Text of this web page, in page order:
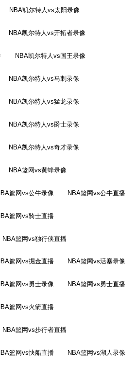
NBA凯尔特人vs太阳录像
NBA凯尔特人vs开拓者录像
NBA凯尔特人vs国王录像
NBA凯尔特人vs马刺录像
NBA凯尔特人vs猛龙录像
NBA凯尔特人vs爵士录像
NBA凯尔特人vs奇才录像
NBA篮网vs黄蜂录像
篮网vs公牛录像 NBA篮网vs公牛直播
篮网vs骑士直播
NBA篮网vs独行侠直播
篮网vs掘金直播 NBA篮网vs活塞录像
篮网vs勇士录像 NBA篮网vs勇士直播
篮网vs火箭直播
NBA篮网vs步行者直播
篮网vs快船直播 NBA篮网vs湖人录像